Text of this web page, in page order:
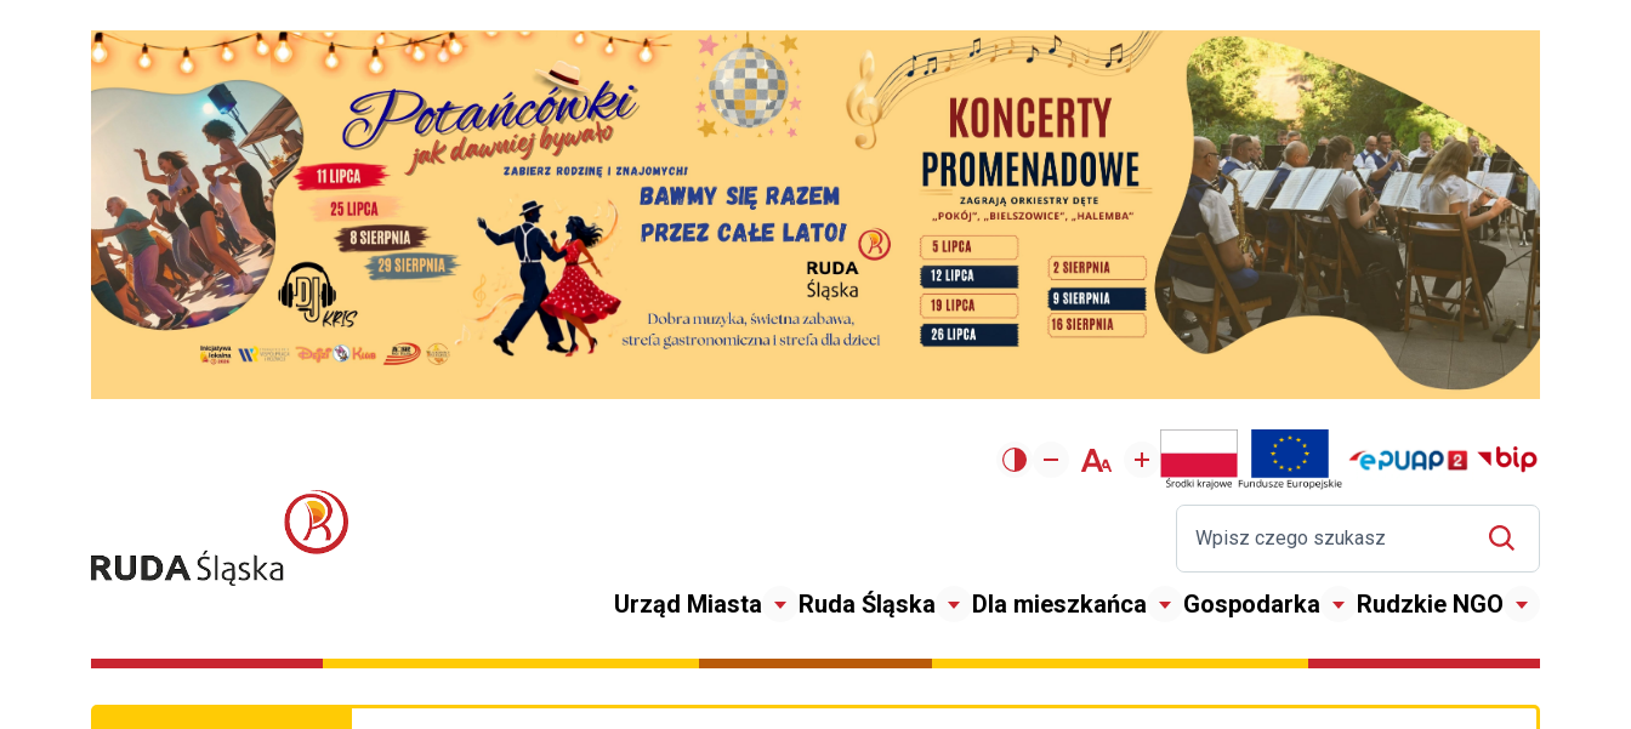
Urząd Miasta Ruda Śląska Dla mieszkańca Gospodarka Rudzkie NGO